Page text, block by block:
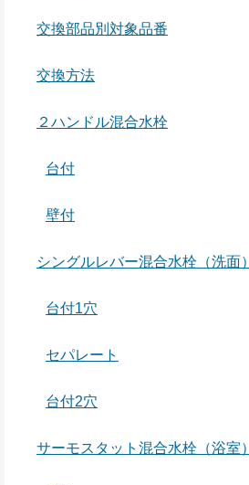
交換部品別対象品番
交換方法
２ハンドル混合水栓
台付
壁付
シングルレバー混合水栓（洗面）
台付1穴
セパレート
台付2穴
サーモスタット混合水栓（浴室）